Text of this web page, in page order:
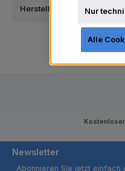
Hersteller
Newsletter
Abonnieren Sie jetzt einfach
Nur
Alle